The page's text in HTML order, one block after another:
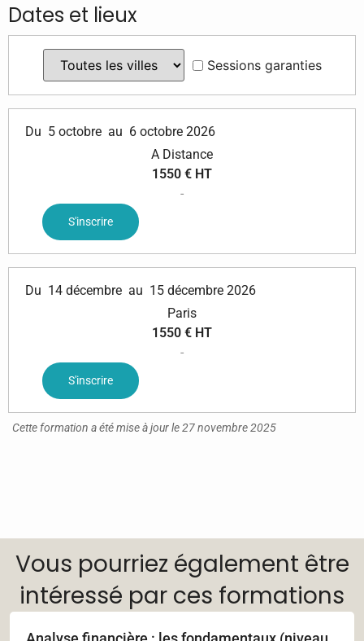
Dates et lieux
Sessions garanties
Du 5 octobre au 6 octobre 2026
A Distance
1550 € HT
-
S'inscrire
Du 14 décembre au 15 décembre 2026
Paris
1550 € HT
-
S'inscrire
Cette formation a été mise à jour le 27 novembre 2025
Vous pourriez également être
intéressé par ces formations